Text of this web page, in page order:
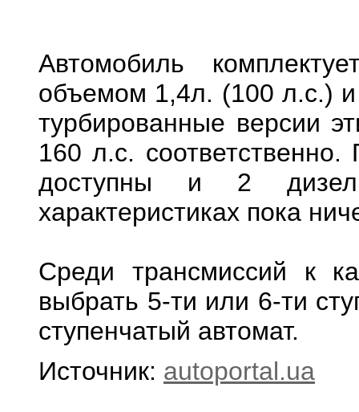
Автомобиль
объемом 1,4л. (100 л.с.)
турбированные версии
160 л.с. соответственно.
доступны и 2
характеристиках пока
Среди трансмиссий к
выбрать 5-ти или 6-ти
ступенчатый автомат.
Источник: autoportal.ua